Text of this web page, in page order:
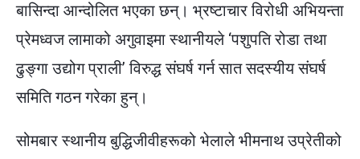
बासिन्दा आन्दोलित भएका छन्। भ्रष्टाचार विरोधी अभियन्ता
प्रेमध्वज लामाको अगुवाइमा स्थानीयले ‘पशुपति रोडा तथा
ढुङ्गा उद्योग प्राली’ विरुद्ध संघर्ष गर्न सात सदस्यीय संघर्ष
समिति गठन गरेका हुन्।
सोमबार स्थानीय बुद्धिजीवीहरूको भेलाले भीमनाथ उप्रेतीको